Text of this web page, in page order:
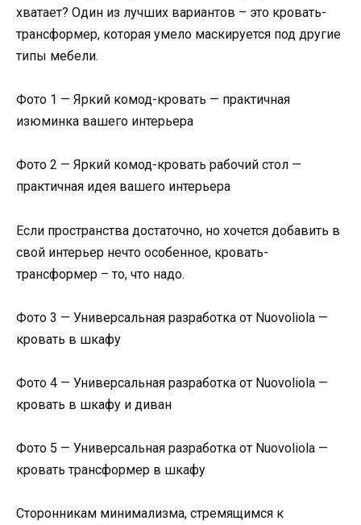
хватает? Один из лучших вариантов – это кровать-
трансформер, которая умело маскируется под другие
типы мебели.
Фото 1 — Яркий комод-кровать — практичная
изюминка вашего интерьера
Фото 2 — Яркий комод-кровать рабочий стол —
практичная идея вашего интерьера
Если пространства достаточно, но хочется добавить в
свой интерьер нечто особенное, кровать-
трансформер – то, что надо.
Фото 3 — Универсальная разработка от Nuovoliola —
кровать в шкафу
Фото 4 — Универсальная разработка от Nuovoliola —
кровать в шкафу и диван
Фото 5 — Универсальная разработка от Nuovoliola —
кровать трансформер в шкафу
Сторонникам минимализма, стремящимся к